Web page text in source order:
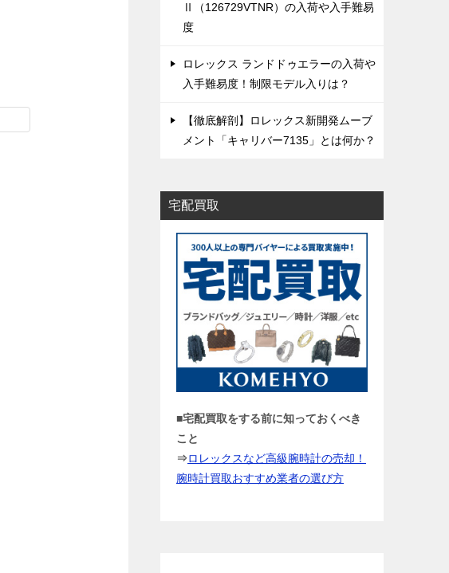
Ⅱ（126729VTNR）の入荷や入手難易
度
ロレックス ランドドゥエラーの入荷や
入手難易度！制限モデル入りは？
【徹底解剖】ロレックス新開発ムーブ
メント「キャリバー7135」とは何か？
宅配買取
■宅配買取をする前に知っておくべき
こと
⇒ロレックスなど高級腕時計の売却！
腕時計買取おすすめ業者の選び方